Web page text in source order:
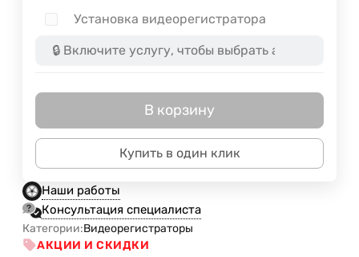
Установка видеорегистратора
В корзину
Купить в один клик
Наши работы
Консультация специалиста
Категории:Видеорегистраторы
АКЦИИ И СКИДКИ